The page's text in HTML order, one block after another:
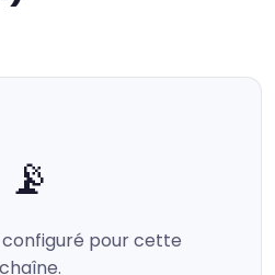
📡
pour cette
chaîne.